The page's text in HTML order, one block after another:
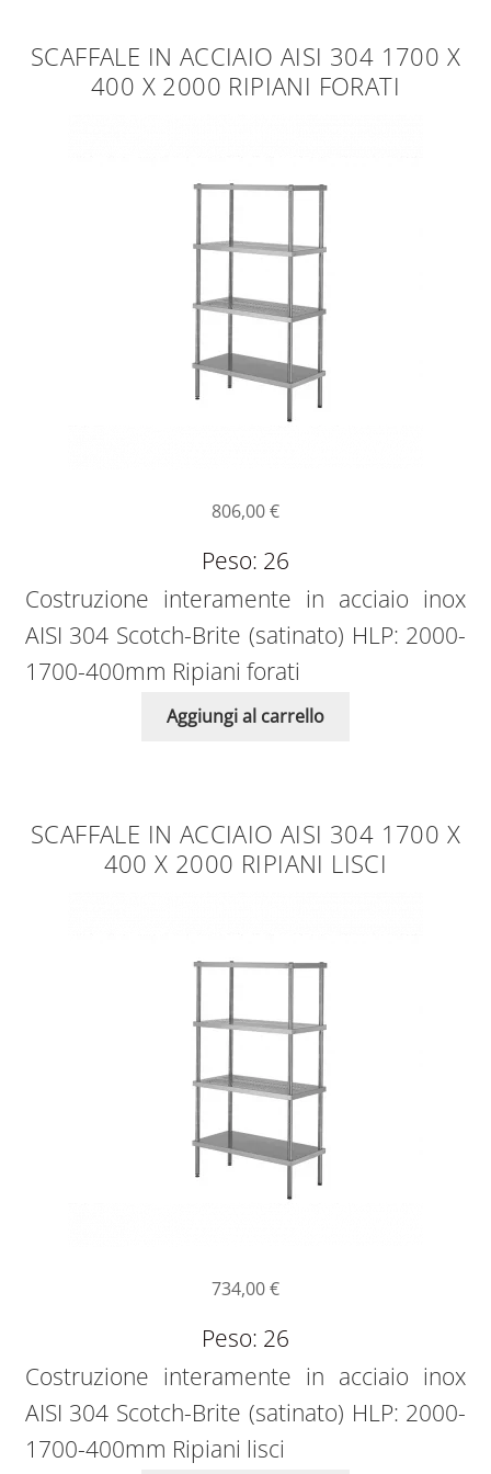
SCAFFALE IN ACCIAIO AISI 304 1700 X
400 X 2000 RIPIANI FORATI
806,00€
Peso: 26
Costruzione interamente in acciaio inox
AISI 304 Scotch-Brite (satinato) HLP: 2000-
1700-400mm Ripiani forati
Aggiungi al carrello
SCAFFALE IN ACCIAIO AISI 304 1700 X
400 X 2000 RIPIANI LISCI
734,00€
Peso: 26
Costruzione interamente in acciaio inox
AISI 304 Scotch-Brite (satinato) HLP: 2000-
1700-400mm Ripiani lisci